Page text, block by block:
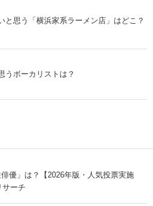
と思う「横浜家系ラーメン店」はどこ？
うボーカリストは？
優」は？【2026年版・人気投票実施
サーチ